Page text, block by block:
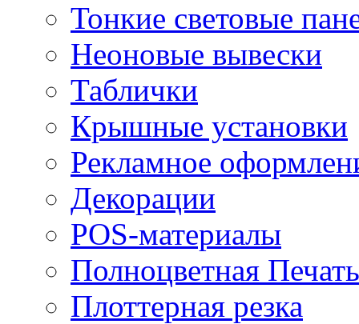
Тонкие световые
Неоновые вывески
Таблички
Крышные установки
Рекламное
Декорации
POS-материалы
Полноцветная Печать
Плоттерная резка